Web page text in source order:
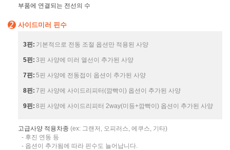
부품에 연결되는 전선의 수
사이드미러 핀수
3핀: 기본적으로 전동 조절 옵션만 적용된 사양
5핀: 3핀 사양에 미러 열선이 추가된 사양
7핀: 5핀 사양에 전동접이 옵션이 추가된 사양
8핀: 7핀 사양에 사이드리피터(깜빡이) 옵션이 추가된 사양
9핀: 8핀 사양에 사이드리피터 2way(미등+깜빡이) 옵션이 추가된 사양
고급사양 적용차종 (ex: 그랜저, 오피러스, 에쿠스, 기타)
- 후진 연동 등
- 옵션이 추가됨에 따라 핀수도 늘어납니다.